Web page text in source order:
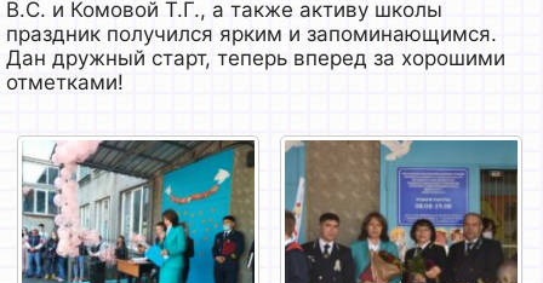
В.С. и Комовой Т.Г., а также активу школы
праздник получился ярким и запоминающимся.
Дан дружный старт, теперь вперед за хорошими
отметками!